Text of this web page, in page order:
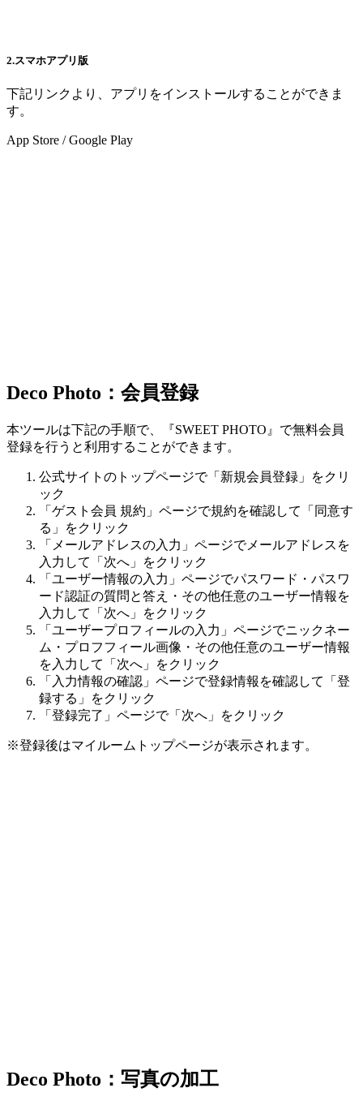
2.スマホアプリ版
下記リンクより、アプリをインストールすることができま
す。
App Store / Google Play
Deco Photo：会員登録
本ツールは下記の手順で、『SWEET PHOTO』で無料会員
登録を行うと利用することができます。
公式サイトのトップページで「新規会員登録」をクリ
ック
「ゲスト会員 規約」ページで規約を確認して「同意す
る」をクリック
「メールアドレスの入力」ページでメールアドレスを
入力して「次へ」をクリック
「ユーザー情報の入力」ページでパスワード・パスワ
ード認証の質問と答え・その他任意のユーザー情報を
入力して「次へ」をクリック
「ユーザープロフィールの入力」ページでニックネー
ム・プロフフィール画像・その他任意のユーザー情報
を入力して「次へ」をクリック
「入力情報の確認」ページで登録情報を確認して「登
録する」をクリック
「登録完了」ページで「次へ」をクリック
※登録後はマイルームトップページが表示されます。
Deco Photo：写真の加工